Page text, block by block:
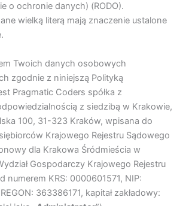
o ochronie danych) (RODO).
wielką literą mają znaczenie ustalone
Twoich danych osobowych
zgodnie z niniejszą Polityką
Pragmatic Coders spółka z
z siedzibą w Krakowie,
100, 31-323 Kraków, wpisana do
Krajowego Rejestru Sądowego
dla Krakowa Śródmieścia w
Gospodarczy Krajowego Rejestru
numerem KRS: 0000601571, NIP:
363386171, kapitał zakładowy: